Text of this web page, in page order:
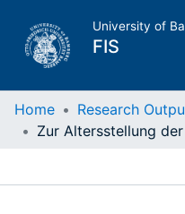
University of
FIS
Home
Home Research